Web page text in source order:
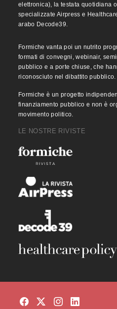
elettronica), la testata quotidiana
specializzate Airpress e
arabo Decode39.
Formiche vanta poi un nutrito
formati di convegni, webinair,
pubblico e a porte chiuse, che
riconosciuto nel dibattito pubblico.
Formiche è un progetto
finanziamento pubblico e non è
movimento politico.
LE NOSTRE RIVISTE